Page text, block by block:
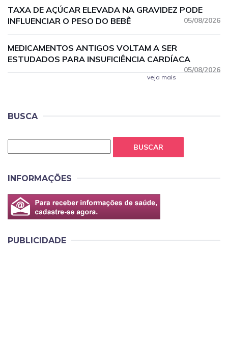
TAXA DE AÇÚCAR ELEVADA NA GRAVIDEZ PODE
INFLUENCIAR O PESO DO BEBÊ
05/08/2026
MEDICAMENTOS ANTIGOS VOLTAM A SER
ESTUDADOS PARA INSUFICIÊNCIA CARDÍACA
05/08/2026
veja mais
BUSCA
BUSCAR
INFORMAÇÕES
PUBLICIDADE